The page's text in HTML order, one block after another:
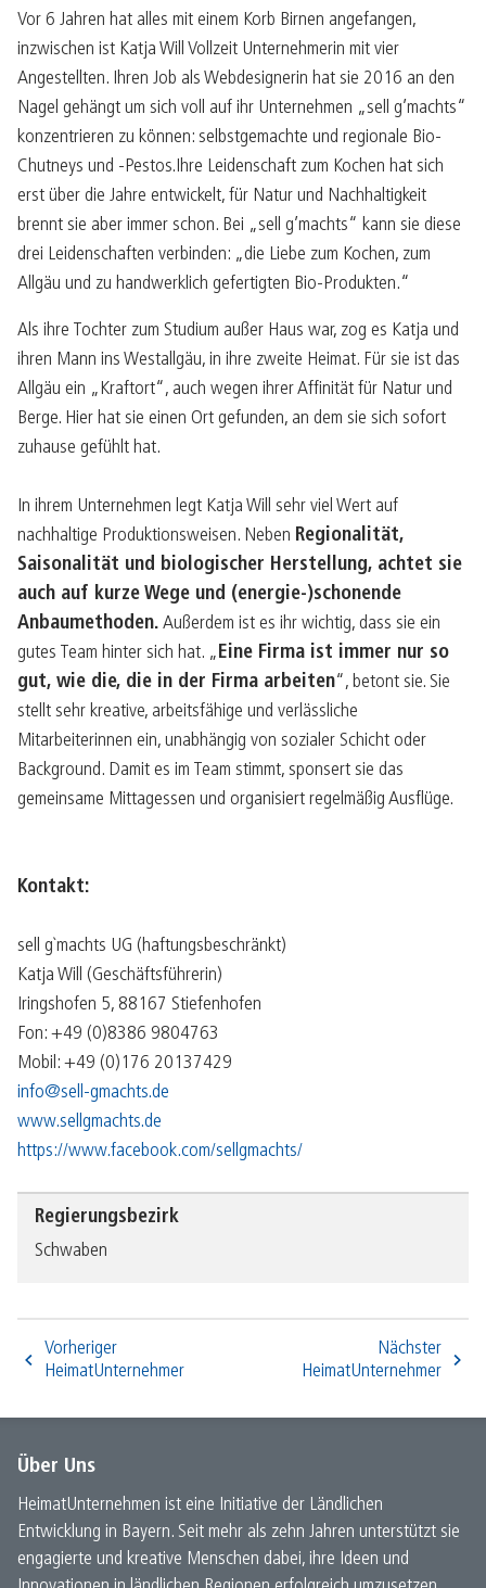
Vor 6 Jahren hat alles mit einem Korb Birnen angefangen,
inzwischen ist Katja Will Vollzeit Unternehmerin mit vier
Angestellten. Ihren Job als Webdesignerin hat sie 2016 an den
Nagel gehängt um sich voll auf ihr Unternehmen „sell g’machts“
konzentrieren zu können: selbstgemachte und regionale Bio-
Chutneys und -Pestos.Ihre Leidenschaft zum Kochen hat sich
erst über die Jahre entwickelt, für Natur und Nachhaltigkeit
brennt sie aber immer schon. Bei „sell g’machts“ kann sie diese
drei Leidenschaften verbinden: „die Liebe zum Kochen, zum
Allgäu und zu handwerklich gefertigten Bio-Produkten.“
Als ihre Tochter zum Studium außer Haus war, zog es Katja und
ihren Mann ins Westallgäu, in ihre zweite Heimat. Für sie ist das
Allgäu ein „Kraftort“, auch wegen ihrer Affinität für Natur und
Berge. Hier hat sie einen Ort gefunden, an dem sie sich sofort
zuhause gefühlt hat.
In ihrem Unternehmen legt Katja Will sehr viel Wert auf
nachhaltige Produktionsweisen. Neben Regionalität,
Saisonalität und biologischer Herstellung, achtet sie
auch auf kurze Wege und (energie-)schonende
Anbaumethoden. Außerdem ist es ihr wichtig, dass sie ein
gutes Team hinter sich hat. „Eine Firma ist immer nur so
gut, wie die, die in der Firma arbeiten“, betont sie. Sie
stellt sehr kreative, arbeitsfähige und verlässliche
Mitarbeiterinnen ein, unabhängig von sozialer Schicht oder
Background. Damit es im Team stimmt, sponsert sie das
gemeinsame Mittagessen und organisiert regelmäßig Ausflüge.
Kontakt:
sell g`machts UG (haftungsbeschränkt)
Katja Will (Geschäftsführerin)
Iringshofen 5, 88167 Stiefenhofen
Fon: +49 (0)8386 9804763
Mobil: +49 (0)176 20137429
info@sell-gmachts.de
www.sellgmachts.de
https://www.facebook.com/sellgmachts/
Regierungsbezirk
Schwaben
Vorheriger
HeimatUnternehmer
Nächster
HeimatUnternehmer
Über Uns
HeimatUnternehmen ist eine Initiative der Ländlichen
Entwicklung in Bayern. Seit mehr als zehn Jahren unterstützt sie
engagierte und kreative Menschen dabei, ihre Ideen und